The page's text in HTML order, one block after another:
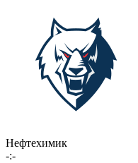
Нефтехимик
-:-